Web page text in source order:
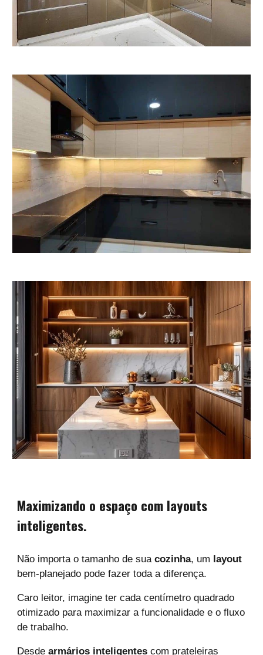
Maximizando o espaço com layouts
inteligentes.
Não importa o tamanho de suacozinha, um layout
bem-planejado pode fazer toda a diferença.
Caro leitor, imagine ter cada centímetro quadrado
otimizado para maximizar a funcionalidade e o fluxo
de trabalho.
Desdearmários inteligentes com prateleiras